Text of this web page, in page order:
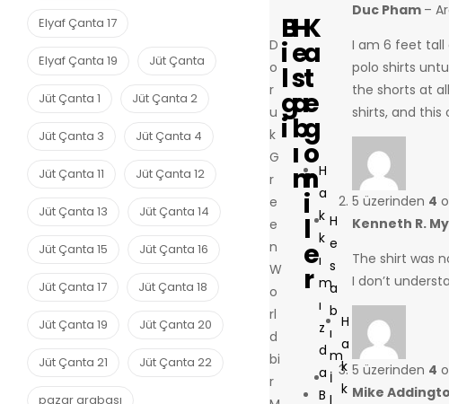
Duc Pham –
I am 6 feet tall
polo shirts
the shorts at
shirts, and this
5 üzerinden 4
Kenneth R.
The shirt was
I don’t
5 üzerinden 4
Mike
Elyaf Çanta 17
Elyaf Çanta 19 Jüt Çanta
Jüt Çanta 1 Jüt Çanta 2
Jüt Çanta 3 Jüt Çanta 4
Jüt Çanta 11 Jüt Çanta 12
Jüt Çanta 13 Jüt Çanta 14
Jüt Çanta 15 Jüt Çanta 16
Jüt Çanta 17 Jüt Çanta 18
Jüt Çanta 19 Jüt Çanta 20
Jüt Çanta 21 Jüt Çanta 22
pazar arabası
D
o
r
u
k
G
r
e
e
n
W
o
rl
d
bi
r
B
i
l
g
i
H
a
k
k
ı
m
ı
z
d
a
B
H
e
s
a
b
ı
m
H
e
s
a
b
ı
m
İ
l
K
a
t
e
g
o
r
i
l
e
r
H
a
k
k